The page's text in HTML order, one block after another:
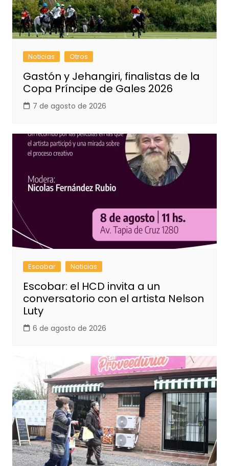
Noticias Otros
Gastón y Jehangiri, finalistas de la
Copa Príncipe de Gales 2026
7 de agosto de 2026
Escobar Noticias
Escobar: el HCD invita a un
conversatorio con el artista Nelson
Luty
6 de agosto de 2026